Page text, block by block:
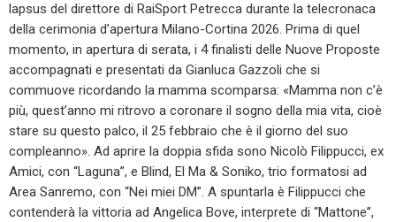
lapsus del direttore di RaiSport Petrecca durante la telecronaca
della cerimonia d’apertura Milano-Cortina 2026. Prima di quel
momento, in apertura di serata, i 4 finalisti delle Nuove Proposte
accompagnati e presentati da Gianluca Gazzoli che si
commuove ricordando la mamma scomparsa: «Mamma non c’è
più, quest’anno mi ritrovo a coronare il sogno della mia vita, cioè
stare su questo palco, il 25 febbraio che è il giorno del suo
compleanno». Ad aprire la doppia sfida sono Nicolò Filippucci, ex
Amici, con “Laguna”, e Blind, El Ma & Soniko, trio formatosi ad
Area Sanremo, con “Nei miei DM”. A spuntarla è Filippucci che
contenderà la vittoria ad Angelica Bove, interprete di “Mattone”,